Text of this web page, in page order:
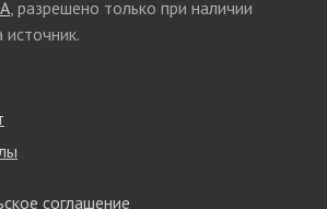
, разрешено только при наличии
соглашение